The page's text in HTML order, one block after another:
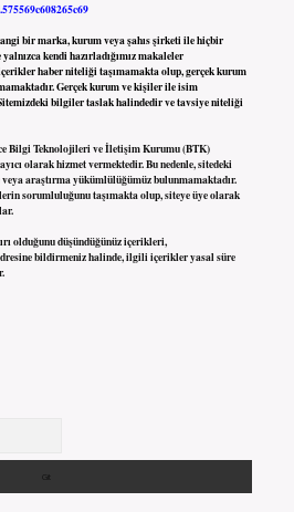
bir marka, kurum veya şahıs şirketi ile hiçbir
kendi hazırladığımız makaleler
haber niteliği taşımamakta olup, gerçek kurum
Gerçek kurum ve kişiler ile isim
bilgiler taslak halindedir ve tavsiye niteliği
Bilgi Teknolojileri ve İletişim Kurumu (BTK)
olarak hizmet vermektedir. Bu nedenle, sitedeki
araştırma yükümlülüğümüz bulunmamaktadır.
sorumluluğunu taşımakta olup, siteye üye olarak
olduğunu düşündüğünüz içerikleri,
bildirmeniz halinde, ilgili içerikler yasal süre